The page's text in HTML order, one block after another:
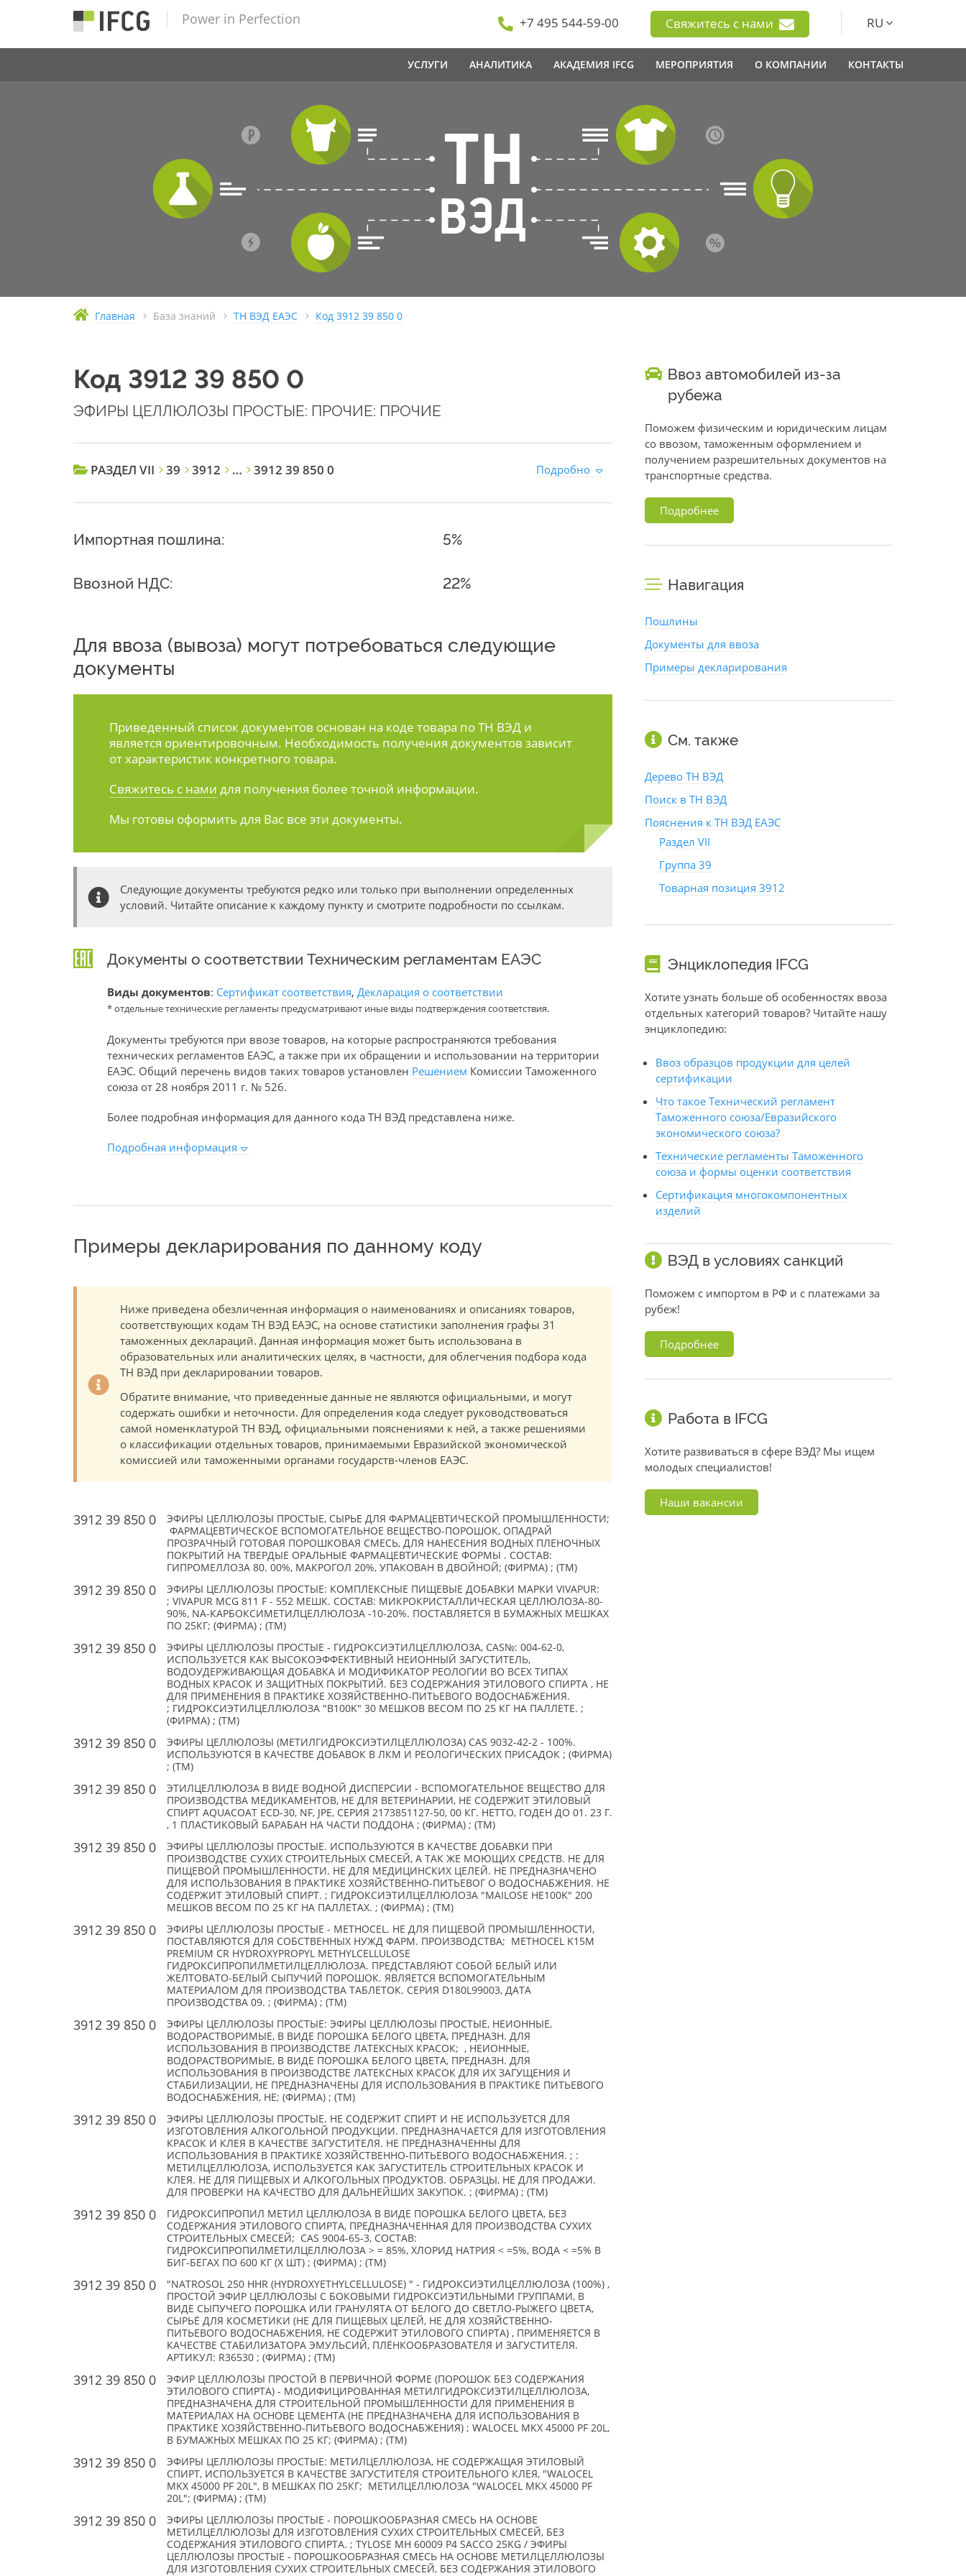
Power in Perfection +7 495 544-59-00 Свяжитесь с нами RU
УСЛУГИ АНАЛИТИКА АКАДЕМИЯ IFCG МЕРОПРИЯТИЯ О КОМПАНИИ КОНТАКТЫ
Главная База знаний ТН ВЭД ЕАЭС Код 3912 39 850 0
Код 3912 39 850 0
ЭФИРЫ ЦЕЛЛЮЛОЗЫ ПРОСТЫЕ: ПРОЧИЕ: ПРОЧИЕ
РАЗДЕЛ VII 39 3912 … 3912 39 850 0 Подробно
Импортная пошлина: 5%
Ввозной НДС: 22%
Для ввоза (вывоза) могут потребоваться следующие
документы
Приведенный список документов основан на коде товара по ТН ВЭД и
является ориентировочным. Необходимость получения документов зависит
от характеристик конкретного товара.
Свяжитесь с нами для получения более точной информации.
Мы готовы оформить для Вас все эти документы.
Следующие документы требуются редко или только при выполнении определенных
условий. Читайте описание к каждому пункту и смотрите подробности по ссылкам.
Документы о соответствии Техническим регламентам ЕАЭС
Виды документов: Сертификат соответствия, Декларация о соответствии
* отдельные технические регламенты предусматривают иные виды подтверждения соответствия.
Документы требуются при ввозе товаров, на которые распространяются требования
технических регламентов ЕАЭС, а также при их обращении и использовании на территории
ЕАЭС. Общий перечень видов таких товаров установлен Решением Комиссии Таможенного
союза от 28 ноября 2011 г. № 526.
Более подробная информация для данного кода ТН ВЭД представлена ниже.
Подробная информация
Примеры декларирования по данному коду
Ниже приведена обезличенная информация о наименованиях и описаниях товаров,
соответствующих кодам ТН ВЭД ЕАЭС, на основе статистики заполнения графы 31
таможенных деклараций. Данная информация может быть использована в
образовательных или аналитических целях, в частности, для облегчения подбора кода
ТН ВЭД при декларировании товаров.
Обратите внимание, что приведенные данные не являются официальными, и могут
содержать ошибки и неточности. Для определения кода следует руководствоваться
самой номенклатурой ТН ВЭД, официальными пояснениями к ней, а также решениями
о классификации отдельных товаров, принимаемыми Евразийской экономической
комиссией или таможенными органами государств-членов ЕАЭС.
3912 39 850 0
ЭФИРЫ ЦЕЛЛЮЛОЗЫ ПРОСТЫЕ, СЫРЬЕ ДЛЯ ФАРМАЦЕВТИЧЕСКОЙ ПРОМЫШЛЕННОСТИ;
ФАРМАЦЕВТИЧЕСКОЕ ВСПОМОГАТЕЛЬНОЕ ВЕЩЕСТВО-ПОРОШОК, ОПАДРАЙ
ПРОЗРАЧНЫЙ ГОТОВАЯ ПОРОШКОВАЯ СМЕСЬ, ДЛЯ НАНЕСЕНИЯ ВОДНЫХ ПЛЕНОЧНЫХ
ПОКРЫТИЙ НА ТВЕРДЫЕ ОРАЛЬНЫЕ ФАРМАЦЕВТИЧЕСКИЕ ФОРМЫ . СОСТАВ:
ГИПРОМЕЛЛОЗА 80. 00%, МАКРОГОЛ 20%, УПАКОВАН В ДВОЙНОЙ; (ФИРМА) ; (TM)
3912 39 850 0
ЭФИРЫ ЦЕЛЛЮЛОЗЫ ПРОСТЫЕ: КОМПЛЕКСНЫЕ ПИЩЕВЫЕ ДОБАВКИ МАРКИ VIVAPUR:
; VIVAPUR MCG 811 F - 552 МЕШК. СОСТАВ: МИКРОКРИСТАЛЛИЧЕСКАЯ ЦЕЛЛЮЛОЗА-80-
90%, NA-КАРБОКСИМЕТИЛЦЕЛЛЮЛОЗА -10-20%. ПОСТАВЛЯЕТСЯ В БУМАЖНЫХ МЕШКАХ
ПО 25КГ; (ФИРМА) ; (TM)
3912 39 850 0
ЭФИРЫ ЦЕЛЛЮЛОЗЫ ПРОСТЫЕ - ГИДРОКСИЭТИЛЦЕЛЛЮЛОЗА, CAS№: 004-62-0,
ИСПОЛЬЗУЕТСЯ КАК ВЫСОКОЭФФЕКТИВНЫЙ НЕИОННЫЙ ЗАГУСТИТЕЛЬ,
ВОДОУДЕРЖИВАЮЩАЯ ДОБАВКА И МОДИФИКАТОР РЕОЛОГИИ ВО ВСЕХ ТИПАХ
ВОДНЫХ КРАСОК И ЗАЩИТНЫХ ПОКРЫТИЙ. БЕЗ СОДЕРЖАНИЯ ЭТИЛОВОГО СПИРТА , НЕ
ДЛЯ ПРИМЕНЕНИЯ В ПРАКТИКЕ ХОЗЯЙСТВЕННО-ПИТЬЕВОГО ВОДОСНАБЖЕНИЯ.
; ГИДРОКСИЭТИЛЦЕЛЛЮЛОЗА "B100K" 30 МЕШКОВ ВЕСОМ ПО 25 КГ НА ПАЛЛЕТЕ. ;
(ФИРМА) ; (TM)
3912 39 850 0
ЭФИРЫ ЦЕЛЛЮЛОЗЫ (МЕТИЛГИДРОКСИЭТИЛЦЕЛЛЮЛОЗА) CAS 9032-42-2 - 100%.
ИСПОЛЬЗУЮТСЯ В КАЧЕСТВЕ ДОБАВОК В ЛКМ И РЕОЛОГИЧЕСКИХ ПРИСАДОК ; (ФИРМА)
; (TM)
3912 39 850 0
ЭТИЛЦЕЛЛЮЛОЗА В ВИДЕ ВОДНОЙ ДИСПЕРСИИ - ВСПОМОГАТЕЛЬНОЕ ВЕЩЕСТВО ДЛЯ
ПРОИЗВОДСТВА МЕДИКАМЕНТОВ, НЕ ДЛЯ ВЕТЕРИНАРИИ, НЕ СОДЕРЖИТ ЭТИЛОВЫЙ
СПИРТ AQUACOAT ECD-30, NF, JPE, СЕРИЯ 2173851127-50, 00 КГ. НЕТТО, ГОДЕН ДО 01. 23 Г.
, 1 ПЛАСТИКОВЫЙ БАРАБАН НА ЧАСТИ ПОДДОНА ; (ФИРМА) ; (TM)
3912 39 850 0
ЭФИРЫ ЦЕЛЛЮЛОЗЫ ПРОСТЫЕ. ИСПОЛЬЗУЮТСЯ В КАЧЕСТВЕ ДОБАВКИ ПРИ
ПРОИЗВОДСТВЕ СУХИХ СТРОИТЕЛЬНЫХ СМЕСЕЙ, А ТАК ЖЕ МОЮЩИХ СРЕДСТВ. НЕ ДЛЯ
ПИЩЕВОЙ ПРОМЫШЛЕННОСТИ. НЕ ДЛЯ МЕДИЦИНСКИХ ЦЕЛЕЙ. НЕ ПРЕДНАЗНАЧЕНО
ДЛЯ ИСПОЛЬЗОВАНИЯ В ПРАКТИКЕ ХОЗЯЙСТВЕННО-ПИТЬЕВОГ О ВОДОСНАБЖЕНИЯ. НЕ
СОДЕРЖИТ ЭТИЛОВЫЙ СПИРТ. ; ГИДРОКСИЭТИЛЦЕЛЛЮЛОЗА "MAILOSE HE100K" 200
МЕШКОВ ВЕСОМ ПО 25 КГ НА ПАЛЛЕТАХ. ; (ФИРМА) ; (TM)
3912 39 850 0
ЭФИРЫ ЦЕЛЛЮЛОЗЫ ПРОСТЫЕ - METHOCEL. НЕ ДЛЯ ПИЩЕВОЙ ПРОМЫШЛЕННОСТИ,
ПОСТАВЛЯЮТСЯ ДЛЯ СОБСТВЕННЫХ НУЖД ФАРМ. ПРОИЗВОДСТВА; METHOCEL K15M
PREMIUM CR HYDROXYPROPYL METHYLCELLULOSE
ГИДРОКСИПРОПИЛМЕТИЛЦЕЛЛЮЛОЗА. ПРЕДСТАВЛЯЮТ СОБОЙ БЕЛЫЙ ИЛИ
ЖЕЛТОВАТО-БЕЛЫЙ СЫПУЧИЙ ПОРОШОК. ЯВЛЯЕТСЯ ВСПОМОГАТЕЛЬНЫМ
МАТЕРИАЛОМ ДЛЯ ПРОИЗВОДСТВА ТАБЛЕТОК. СЕРИЯ D180L99003, ДАТА
ПРОИЗВОДСТВА 09. ; (ФИРМА) ; (TM)
3912 39 850 0
ЭФИРЫ ЦЕЛЛЮЛОЗЫ ПРОСТЫЕ: ЭФИРЫ ЦЕЛЛЮЛОЗЫ ПРОСТЫЕ, НЕИОННЫЕ,
ВОДОРАСТВОРИМЫЕ, В ВИДЕ ПОРОШКА БЕЛОГО ЦВЕТА, ПРЕДНАЗН. ДЛЯ
ИСПОЛЬЗОВАНИЯ В ПРОИЗВОДСТВЕ ЛАТЕКСНЫХ КРАСОК; , НЕИОННЫЕ,
ВОДОРАСТВОРИМЫЕ, В ВИДЕ ПОРОШКА БЕЛОГО ЦВЕТА, ПРЕДНАЗН. ДЛЯ
ИСПОЛЬЗОВАНИЯ В ПРОИЗВОДСТВЕ ЛАТЕКСНЫХ КРАСОК ДЛЯ ИХ ЗАГУЩЕНИЯ И
СТАБИЛИЗАЦИИ, НЕ ПРЕДНАЗНАЧЕНЫ ДЛЯ ИСПОЛЬЗОВАНИЯ В ПРАКТИКЕ ПИТЬЕВОГО
ВОДОСНАБЖЕНИЯ, НЕ; (ФИРМА) ; (TM)
3912 39 850 0
ЭФИРЫ ЦЕЛЛЮЛОЗЫ ПРОСТЫЕ. НЕ СОДЕРЖИТ СПИРТ И НЕ ИСПОЛЬЗУЕТСЯ ДЛЯ
ИЗГОТОВЛЕНИЯ АЛКОГОЛЬНОЙ ПРОДУКЦИИ. ПРЕДНАЗНАЧАЕТСЯ ДЛЯ ИЗГОТОВЛЕНИЯ
КРАСОК И КЛЕЯ В КАЧЕСТВЕ ЗАГУСТИТЕЛЯ. НЕ ПРЕДНАЗНАЧЕННЫ ДЛЯ
ИСПОЛЬЗОВАНИЯ В ПРАКТИКЕ ХОЗЯЙСТВЕННО-ПИТЬЕВОГО ВОДОСНАБЖЕНИЯ. ; :
МЕТИЛЦЕЛЛЮЛОЗА, ИСПОЛЬЗУЕТСЯ КАК ЗАГУСТИТЕЛЬ СТРОИТЕЛЬНЫХ КРАСОК И
КЛЕЯ. НЕ ДЛЯ ПИЩЕВЫХ И АЛКОГОЛЬНЫХ ПРОДУКТОВ. ОБРАЗЦЫ, НЕ ДЛЯ ПРОДАЖИ.
ДЛЯ ПРОВЕРКИ НА КАЧЕСТВО ДЛЯ ДАЛЬНЕЙШИХ ЗАКУПОК. ; (ФИРМА) ; (TM)
3912 39 850 0
ГИДРОКСИПРОПИЛ МЕТИЛ ЦЕЛЛЮЛОЗА В ВИДЕ ПОРОШКА БЕЛОГО ЦВЕТА, БЕЗ
СОДЕРЖАНИЯ ЭТИЛОВОГО СПИРТА, ПРЕДНАЗНАЧЕННАЯ ДЛЯ ПРОИЗВОДСТВА СУХИХ
СТРОИТЕЛЬНЫХ СМЕСЕЙ; CAS 9004-65-3, СОСТАВ:
ГИДРОКСИПРОПИЛМЕТИЛЦЕЛЛЮЛОЗА > = 85%, ХЛОРИД НАТРИЯ < =5%, ВОДА < =5% В
БИГ-БЕГАХ ПО 600 КГ (X ШТ) ; (ФИРМА) ; (TM)
3912 39 850 0
"NATROSOL 250 HHR (HYDROXYETHYLCELLULOSE) " - ГИДРОКСИЭТИЛЦЕЛЛЮЛОЗА (100%) ,
ПРОСТОЙ ЭФИР ЦЕЛЛЮЛОЗЫ С БОКОВЫМИ ГИДРОКСИЭТИЛЬНЫМИ ГРУППАМИ, В
ВИДЕ СЫПУЧЕГО ПОРОШКА ИЛИ ГРАНУЛЯТА ОТ БЕЛОГО ДО СВЕТЛО-РЫЖЕГО ЦВЕТА,
СЫРЬЁ ДЛЯ КОСМЕТИКИ (НЕ ДЛЯ ПИЩЕВЫХ ЦЕЛЕЙ, НЕ ДЛЯ ХОЗЯЙСТВЕННО-
ПИТЬЕВОГО ВОДОСНАБЖЕНИЯ, НЕ СОДЕРЖИТ ЭТИЛОВОГО СПИРТА) , ПРИМЕНЯЕТСЯ В
КАЧЕСТВЕ СТАБИЛИЗАТОРА ЭМУЛЬСИЙ, ПЛЁНКООБРАЗОВАТЕЛЯ И ЗАГУСТИТЕЛЯ.
АРТИКУЛ: R36530 ; (ФИРМА) ; (TM)
3912 39 850 0
ЭФИР ЦЕЛЛЮЛОЗЫ ПРОСТОЙ В ПЕРВИЧНОЙ ФОРМЕ (ПОРОШОК БЕЗ СОДЕРЖАНИЯ
ЭТИЛОВОГО СПИРТА) - МОДИФИЦИРОВАННАЯ МЕТИЛГИДРОКСИЭТИЛЦЕЛЛЮЛОЗА,
ПРЕДНАЗНАЧЕНА ДЛЯ СТРОИТЕЛЬНОЙ ПРОМЫШЛЕННОСТИ ДЛЯ ПРИМЕНЕНИЯ В
МАТЕРИАЛАХ НА ОСНОВЕ ЦЕМЕНТА (НЕ ПРЕДНАЗНАЧЕНА ДЛЯ ИСПОЛЬЗОВАНИЯ В
ПРАКТИКЕ ХОЗЯЙСТВЕННО-ПИТЬЕВОГО ВОДОСНАБЖЕНИЯ) ; WALOCEL MKX 45000 PF 20L,
В БУМАЖНЫХ МЕШКАХ ПО 25 КГ; (ФИРМА) ; (TM)
3912 39 850 0
ЭФИРЫ ЦЕЛЛЮЛОЗЫ ПРОСТЫЕ: МЕТИЛЦЕЛЛЮЛОЗА, НЕ СОДЕРЖАЩАЯ ЭТИЛОВЫЙ
СПИРТ, ИСПОЛЬЗУЕТСЯ В КАЧЕСТВЕ ЗАГУСТИТЕЛЯ СТРОИТЕЛЬНОГО КЛЕЯ, "WALOCEL
MKX 45000 PF 20L", В МЕШКАХ ПО 25КГ; МЕТИЛЦЕЛЛЮЛОЗА "WALOCEL MKX 45000 PF
20L"; (ФИРМА) ; (TM)
3912 39 850 0
ЭФИРЫ ЦЕЛЛЮЛОЗЫ ПРОСТЫЕ - ПОРОШКООБРАЗНАЯ СМЕСЬ НА ОСНОВЕ
МЕТИЛЦЕЛЛЮЛОЗЫ ДЛЯ ИЗГОТОВЛЕНИЯ СУХИХ СТРОИТЕЛЬНЫХ СМЕСЕЙ, БЕЗ
СОДЕРЖАНИЯ ЭТИЛОВОГО СПИРТА. ; TYLOSE MH 60009 P4 SACCO 25KG / ЭФИРЫ
ЦЕЛЛЮЛОЗЫ ПРОСТЫЕ - ПОРОШКООБРАЗНАЯ СМЕСЬ НА ОСНОВЕ МЕТИЛЦЕЛЛЮЛОЗЫ
ДЛЯ ИЗГОТОВЛЕНИЯ СУХИХ СТРОИТЕЛЬНЫХ СМЕСЕЙ, БЕЗ СОДЕРЖАНИЯ ЭТИЛОВОГО
Ввоз автомобилей из-за
рубежа
Поможем физическим и юридическим лицам
со ввозом, таможенным оформлением и
получением разрешительных документов на
транспортные средства.
Подробнее
Навигация
Пошлины
Документы для ввоза
Примеры декларирования
См. также
Дерево ТН ВЭД
Поиск в ТН ВЭД
Пояснения к ТН ВЭД ЕАЭС
Раздел VII
Группа 39
Товарная позиция 3912
Энциклопедия IFCG
Хотите узнать больше об особенностях ввоза
отдельных категорий товаров? Читайте нашу
энциклопедию:
Ввоз образцов продукции для целей
сертификации
Что такое Технический регламент
Таможенного союза/Евразийского
экономического союза?
Технические регламенты Таможенного
союза и формы оценки соответствия
Сертификация многокомпонентных
изделий
ВЭД в условиях санкций
Поможем с импортом в РФ и с платежами за
рубеж!
Подробнее
Работа в IFCG
Хотите развиваться в сфере ВЭД? Мы ищем
молодых специалистов!
Наши вакансии